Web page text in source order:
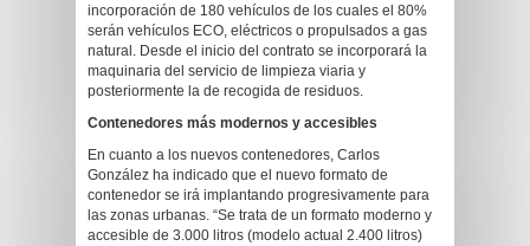
incorporación de 180 vehículos de los cuales el 80%
serán vehículos ECO, eléctricos o propulsados a gas
natural. Desde el inicio del contrato se incorporará la
maquinaria del servicio de limpieza viaria y
posteriormente la de recogida de residuos.
Contenedores más modernos y accesibles
En cuanto a los nuevos contenedores, Carlos
González ha indicado que el nuevo formato de
contenedor se irá implantando progresivamente para
las zonas urbanas. “Se trata de un formato moderno y
accesible de 3.000 litros (modelo actual 2.400 litros)